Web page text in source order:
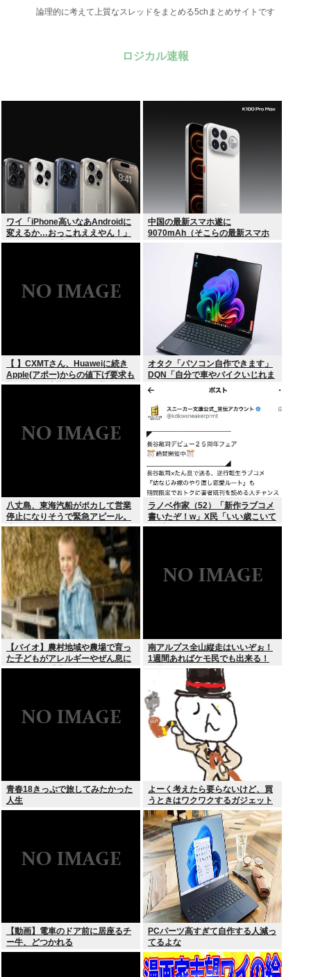
論理的に考えて上質なスレッドをまとめる5chまとめサイトです
ロジカル速報
ワイ「iPhone高いなあAndroidに
変えるか…おっこれええやん！」
→iPhoneより高い
中国の最新スマホ遂に
9070mAh（そこらの最新スマホ
の約2倍）のバッテリーを積んで
【 】CXMTさん、Huaweiに続き
Apple(アポー)からの値下げ要求も
拒否！！！半導体バボー継続
オタク「パソコン自作できます」
DQN「自分で車やバイクいじれま
す」
八丈島、東海汽船がポカして営業
停止になりそうで緊急アピール。
生活物資が届かなくなるかも。ア
シタバ以外に食うものがねえ
ラノベ作家（52）「新作ラブコメ
書いたぞ！w」X民「いい歳こいて
ラブコメ（笑）恥ずかしくない
【バイオ】農村地域や農場で育っ
た子どもがアレルギーやぜん息に
なりにくい「農場効果」を引き起
南アルプス全山縦走はいいぞぉ！
1週間あればケモ民でも出来る！
お盆休みにやってみなイカ？
青春18きっぷで旅してみたかった
人生
よーく考えたら要らないけど、買
うときはワクワクするガジェット
おしえろ
【動画】電車のドア前に居座るチ
ー牛、どつかれる
PCパーツ高すぎて自作する人減っ
てるよな